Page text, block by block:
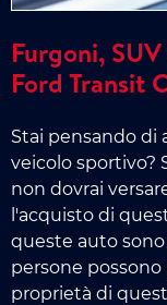
Furgoni,
Ford Transit
Stai pensando di
veicolo sportivo?
non dovrai
l'acquisto di
queste auto
persone
proprietà di